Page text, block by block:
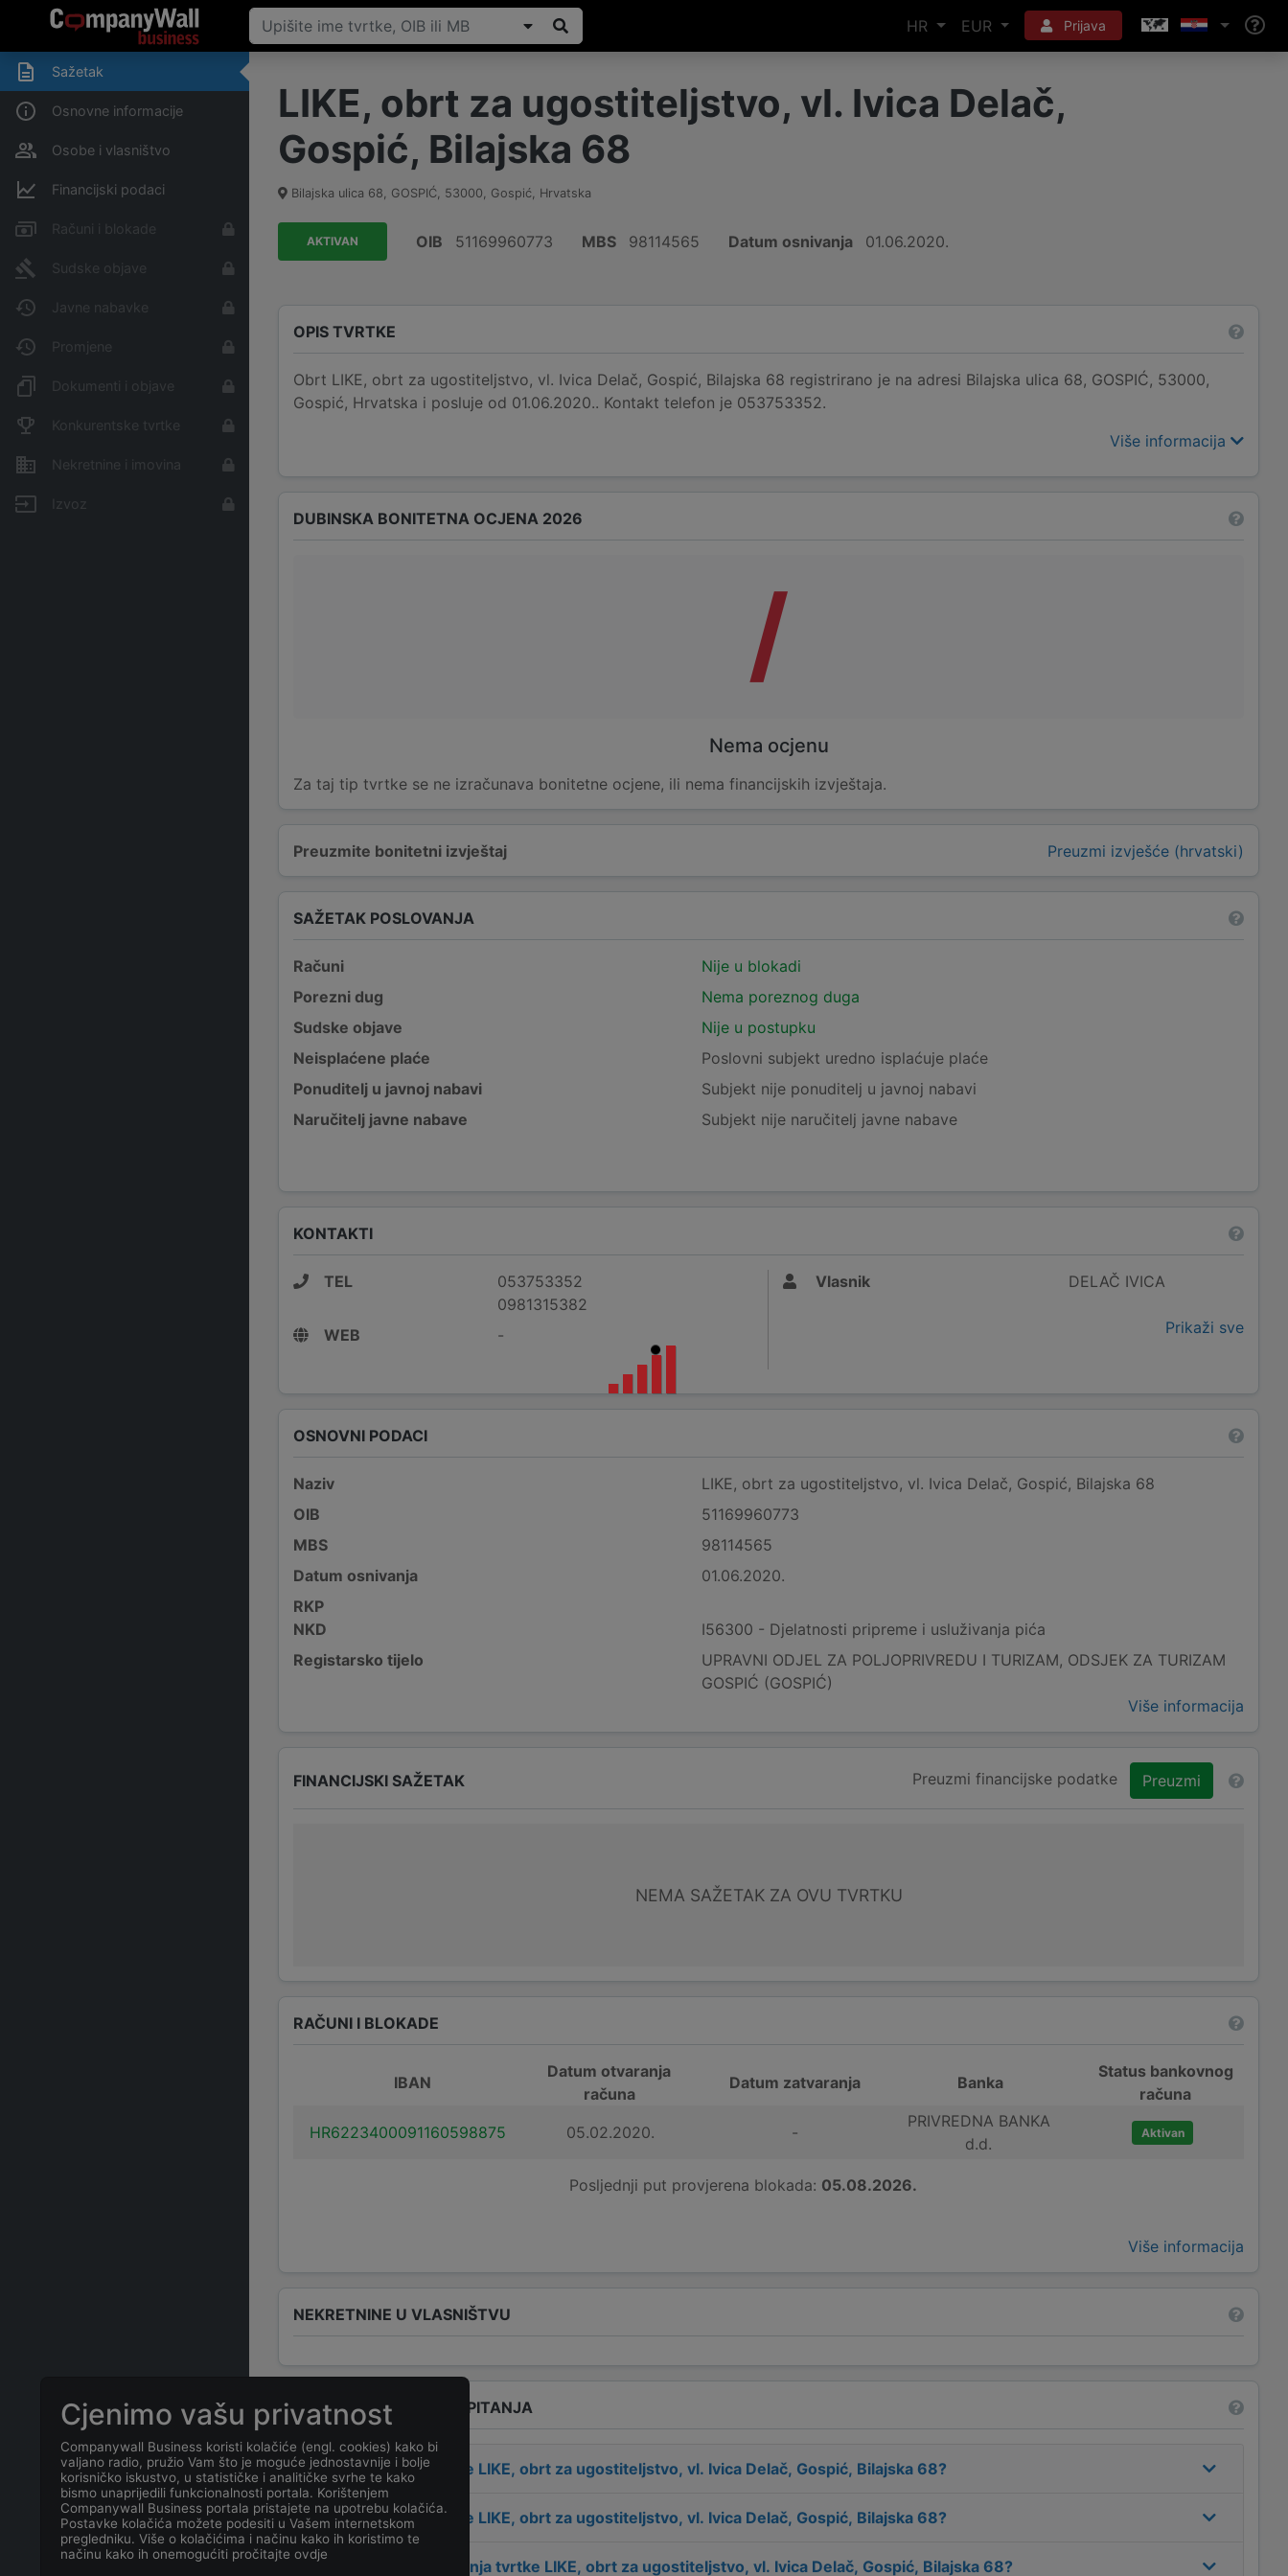
HR EUR Prijava
Sažetak
Osnovne informacije
Osobe i vlasništvo
Financijski podaci
Računi i blokade
Sudske objave
Javne nabavke
Promjene
Dokumenti i objave
Konkurentske tvrtke
Nekretnine i imovina
Izvoz
LIKE, obrt za ugostiteljstvo, vl. Ivica Delač,
Gospić, Bilajska 68
Bilajska ulica 68, GOSPIĆ, 53000, Gospić, Hrvatska
AKTIVAN OIB 51169960773 MBS 98114565 Datum osnivanja 01.06.2020.
OPIS TVRTKE
Obrt LIKE, obrt za ugostiteljstvo, vl. Ivica Delač, Gospić, Bilajska 68 registrirano je na adresi Bilajska ulica 68, GOSPIĆ, 53000,
Gospić, Hrvatska i posluje od 01.06.2020.. Kontakt telefon je 053753352.
Više informacija
Preuzmite bonitetni izvještaj Preuzmi izvješće (hrvatski)
DUBINSKA BONITETNA OCJENA 2026
/
Nema ocjenu
Za taj tip tvrtke se ne izračunava bonitetne ocjene, ili nema financijskih izvještaja.
SAŽETAK POSLOVANJA
Računi
Nije u blokadi
Porezni dug
Nema poreznog duga
Sudske objave
Nije u postupku
Neisplaćene plaće
Poslovni subjekt uredno isplaćuje plaće
Ponuditelj u javnoj nabavi
Subjekt nije ponuditelj u javnoj nabavi
Naručitelj javne nabave
Subjekt nije naručitelj javne nabave
KONTAKTI
TEL
053753352
0981315382
WEB
-
Vlasnik DELAČ IVICA
Prikaži sve
OSNOVNI PODACI
Naziv
LIKE, obrt za ugostiteljstvo, vl. Ivica Delač, Gospić, Bilajska 68
OIB
51169960773
MBS
98114565
Datum osnivanja
01.06.2020.
RKP
NKD
I56300 - Djelatnosti pripreme i usluživanja pića
Registarsko tijelo
UPRAVNI ODJEL ZA POLJOPRIVREDU I TURIZAM, ODSJEK ZA TURIZAM
GOSPIĆ (GOSPIĆ)
Više informacija
FINANCIJSKI SAŽETAK Preuzmi financijske podatke Preuzmi
NEMA SAŽETAK ZA OVU TVRTKU
RAČUNI I BLOKADE
IBAN
Datum otvaranja
računa
Datum zatvaranja Banka
Status bankovnog
računa
HR6223400091160598875
05.02.2020. -
PRIVREDNA BANKA
d.d.
Aktivan
Posljednji put provjerena blokada: 05.08.2026.
Više informacija
NEKRETNINE U VLASNIŠTVU
ČESTO POSTAVLJENA PITANJA
Koja je adresa tvrtke LIKE, obrt za ugostiteljstvo, vl. Ivica Delač, Gospić, Bilajska 68?
Koji je kontakt tvrtke LIKE, obrt za ugostiteljstvo, vl. Ivica Delač, Gospić, Bilajska 68?
Koji je datum osnivanja tvrtke LIKE, obrt za ugostiteljstvo, vl. Ivica Delač, Gospić, Bilajska 68?
Cjenimo vašu privatnost
Companywall Business koristi kolačiće (engl. cookies) kako bi
valjano radio, pružio Vam što je moguće jednostavnije i bolje
korisničko iskustvo, u statističke i analitičke svrhe te kako
bismo unaprijedili funkcionalnosti portala. Korištenjem
Companywall Business portala pristajete na upotrebu kolačića.
Postavke kolačića možete podesiti u Vašem internetskom
pregledniku. Više o kolačićima i načinu kako ih koristimo te
načinu kako ih onemogućiti pročitajte ovdje